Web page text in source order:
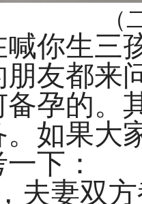
你生三
友都来
孕的。
如果大
下：
夫妻双